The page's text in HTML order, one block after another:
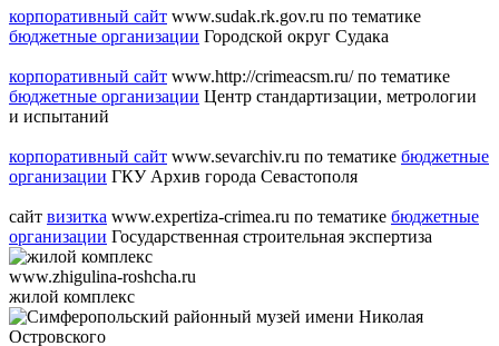
корпоративный сайт www.sudak.rk.gov.ru по тематике
бюджетные организации Городской округ Судака
корпоративный сайт www.http://crimeacsm.ru/по тематике
бюджетные организации Центр стандартизации, метрологии
и испытаний
корпоративный сайт www.sevarchiv.ru по тематике бюджетные
организации ГКУ Архив города Севастополя
сайт визитка www.expertiza-crimea.ru по тематике бюджетные
организации Государственная строительная экспертиза
www.zhigulina-roshcha.ru
жилой комплекс